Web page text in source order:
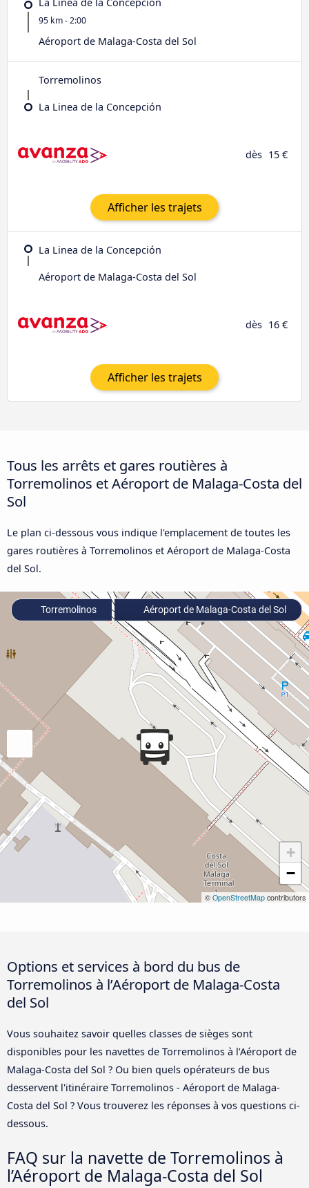
95 km - 2:00
Aéroport de Malaga-Costa del Sol
Torremolinos
La Linea de la Concepción
dès 15 €
Afficher les trajets
La Linea de la Concepción
Aéroport de Malaga-Costa del Sol
dès 16 €
Afficher les trajets
Tous les arrêts et gares routières à
Torremolinos et Aéroport de Malaga-Costa del
Sol
Le plan ci-dessous vous indique l'emplacement de toutes les
gares routières à Torremolinos et Aéroport de Malaga-Costa
del Sol.
+
−
© OpenStreetMap contributors
Torremolinos Aéroport de Malaga-Costa del Sol
Options et services à bord du bus de
Torremolinos à l’Aéroport de Malaga-Costa
del Sol
Vous souhaitez savoir quelles classes de sièges sont
disponibles pour les navettes de Torremolinos à l’Aéroport de
Malaga-Costa del Sol ? Ou bien quels opérateurs de bus
desservent l'itinéraire Torremolinos - Aéroport de Malaga-
Costa del Sol ? Vous trouverez les réponses à vos questions ci-
dessous.
FAQ sur la navette de Torremolinos à
l’Aéroport de Malaga-Costa del Sol